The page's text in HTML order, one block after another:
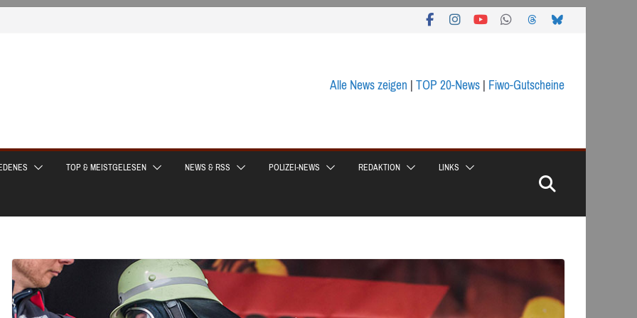
Alle News zeigen|TOP 20-News|Fiwo-Gutscheine
TOP & MEISTGELESEN NEWS & RSS POLIZEI-NEWS REDAKTION LINKS